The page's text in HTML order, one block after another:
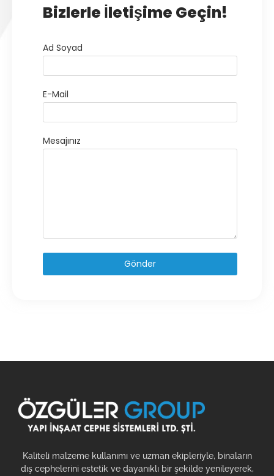
Bizlerle İletişime Geçin!
Ad Soyad
E-Mail
Mesajınız
Gönder
Kaliteli malzeme kullanımı ve uzman ekipleriyle, binaların
dış cephelerini estetik ve dayanıklı bir şekilde yenileyerek,